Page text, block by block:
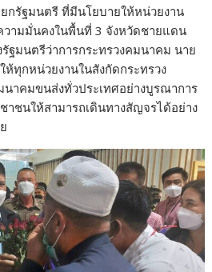
กรัฐมนตรี ที่มีนโยบายให้หน่วยงาน
ามมั่นคงในพื้นที่ 3 จังหวัดชายแดน
ฐมนตรีว่าการกระทรวงคมนาคม นาย
ทุกหน่วยงานในสังกัดกระทรวง
าคมขนส่งทั่วประเทศอย่างบูรณาการ
าชนให้สามารถเดินทางสัญจรได้อย่าง